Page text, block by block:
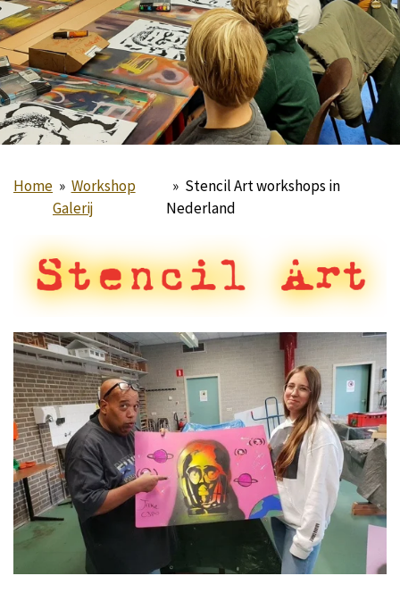
Home » Workshop
Galerij
» Stencil Art workshops in
Nederland